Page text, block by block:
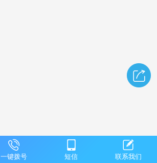
一键拨号 短信 联系我们